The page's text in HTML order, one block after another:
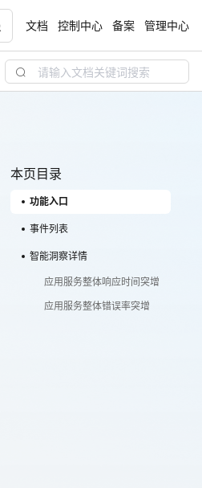
高额上云补贴重磅
文档 控制中心 备案 管理中心
本页目录
功能入口
事件列表
智能洞察详情
应用服务整体响应时间突增
应用服务整体错误率突增